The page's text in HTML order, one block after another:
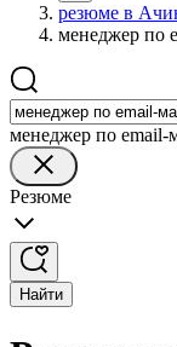
резюме в
менеджер по
менеджер по email-
Резюме
Найти